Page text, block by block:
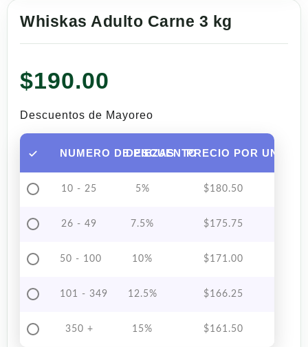
Whiskas Adulto Carne 3 kg
$190.00
Descuentos de Mayoreo
NUMERO DE PIEZAS
DESCUENTOPRECIO POR UNIDAD
10 - 25 5% $180.50
26 - 49 7.5% $175.75
50 - 100 10% $171.00
101 - 349 12.5% $166.25
350 + 15% $161.50